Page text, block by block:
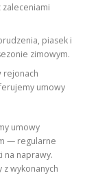
piasek i
zimowym.
rejonach
umowy
umowy
— regularne
naprawy.
wykonanych